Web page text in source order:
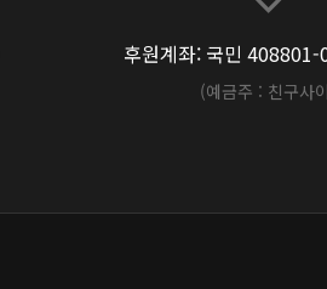
후원계좌: 국민
(예금주 : 친구사